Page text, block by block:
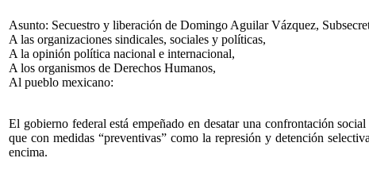
Asunto: Secuestro y liberación de Domingo Aguilar Vázquez,
A las organizaciones sindicales, sociales y políticas,
A la opinión política nacional e internacional,
A los organismos de Derechos Humanos,
Al pueblo mexicano:
El gobierno federal está empeñado en desatar una confrontación
que con medidas “preventivas” como la represión y detención
encima.